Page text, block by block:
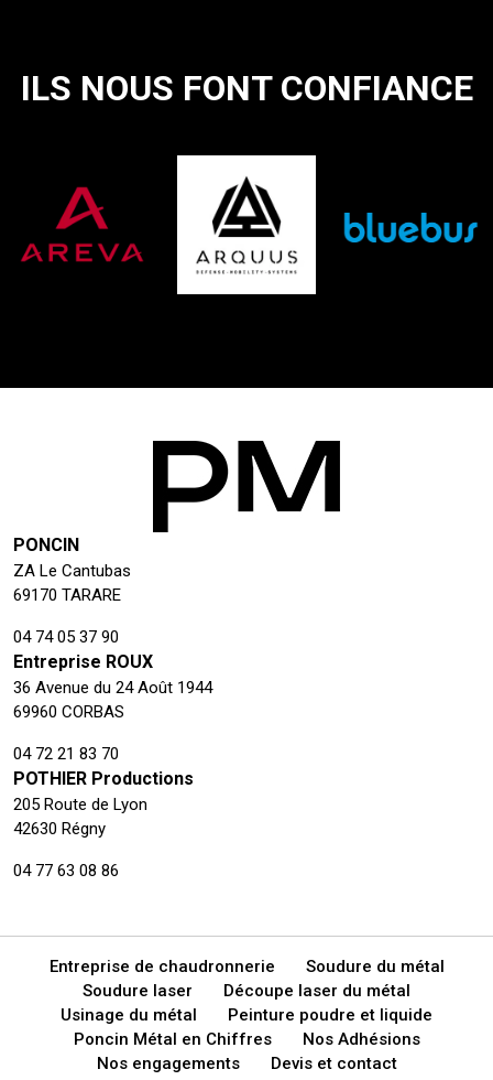
ILS NOUS FONT CONFIANCE
PONCIN
ZA Le Cantubas
69170 TARARE
04 74 05 37 90
Entreprise ROUX
36 Avenue du 24 Août 1944
69960 CORBAS
04 72 21 83 70
POTHIER Productions
205 Route de Lyon
42630 Régny
04 77 63 08 86
Entreprise de chaudronnerie
Soudure du métal
Soudure laser
Découpe laser du métal
Usinage du métal
Peinture poudre et liquide
Poncin Métal en Chiffres
Nos Adhésions
Nos engagements
Devis et contact